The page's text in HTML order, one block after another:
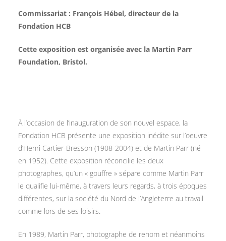
Commissariat : François Hébel, directeur de la
Fondation HCB
Cette exposition est organisée avec la Martin Parr
Foundation, Bristol.
À l’occasion de l’inauguration de son nouvel espace, la
Fondation HCB présente une exposition inédite sur l’oeuvre
d’Henri Cartier-Bresson (1908-2004) et de Martin Parr (né
en 1952). Cette exposition réconcilie les deux
photographes, qu’un « gouffre » sépare comme Martin Parr
le qualifie lui-même, à travers leurs regards, à trois époques
différentes, sur la société du Nord de l’Angleterre au travail
comme lors de ses loisirs.
En 1989, Martin Parr, photographe de renom et néanmoins